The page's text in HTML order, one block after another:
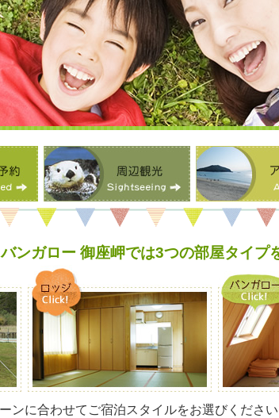
ンガロー 御座岬では3つの部屋タイプ
ンに合わせてご宿泊スタイルをお選びください